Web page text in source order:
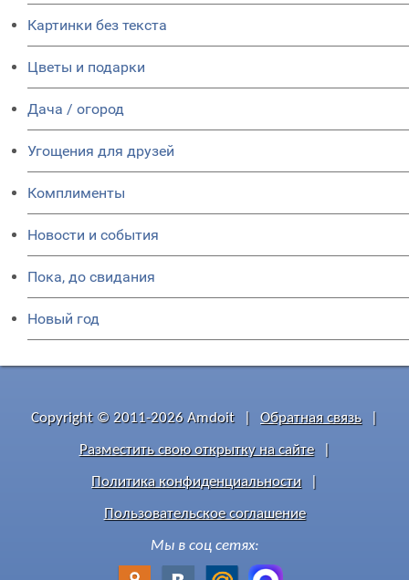
Картинки без текста
Цветы и подарки
Дача / огород
Угощения для друзей
Комплименты
Новости и события
Пока, до свидания
Новый год
Copyright © 2011-2026 Amdoit Обратная связь
Разместить свою открытку на сайте
Политика конфиденциальности
Пользовательское соглашение
Мы в соц сетях: